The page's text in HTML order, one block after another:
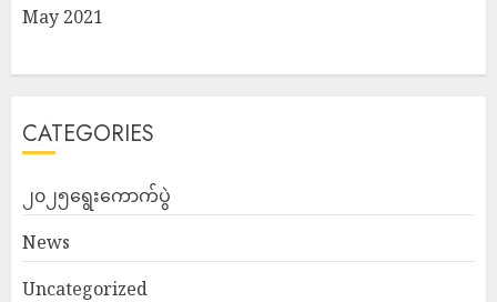
May 2021
CATEGORIES
၂၀၂၅ရွေးကောက်ပွဲ
News
Uncategorized